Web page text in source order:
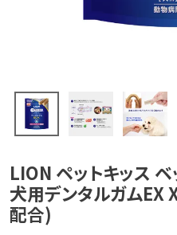
LION ペットキッス
犬用デンタルガム
配合)